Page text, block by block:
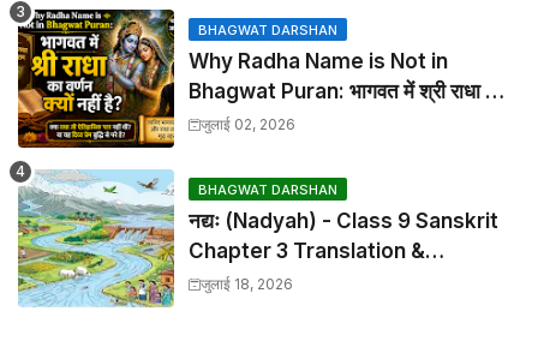
BHAGWAT DARSHAN
Why Radha Name is Not in
Bhagwat Puran: भागवत में श्री राधा का
वर्णन क्यों नहीं है?
जुलाई 02, 2026
BHAGWAT DARSHAN
नद्यः (Nadyah) - Class 9 Sanskrit
Chapter 3 Translation &
Solutions
जुलाई 18, 2026